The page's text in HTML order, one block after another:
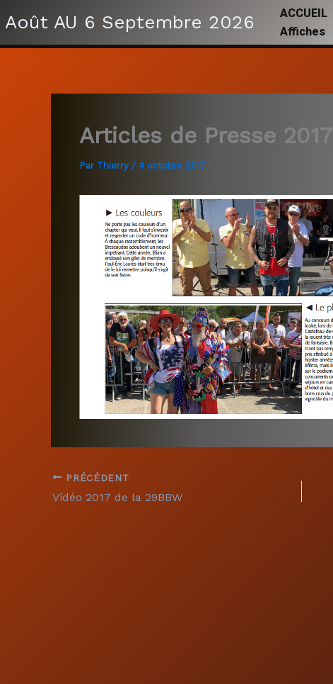
Août AU 6 Septembre 2026 ACCUEIL
Affiches
Articles de Presse 2017
Par Thierry / 4 octobre 2017
PRÉCÉDENT
Vidéo 2017 de la 29BBW